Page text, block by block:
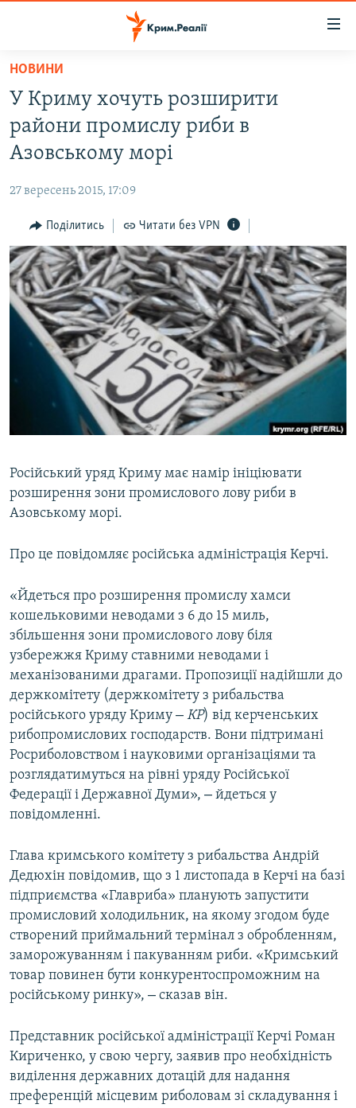
Перейти
основного
матеріалу
Перейти
до
основної
навігації
Перейти
до
пошуку
ВОДА.КРИМ
ВІДЕО ТА ФОТО
БЛОГИ
ПОГЛЯД
ІНТЕРВ'Ю
ВСЕ ЗА ДЕНЬ
СПЕЦПРОЕКТИ
ДЕПОРТАЦІЯ
ВІДЕОУРОКИ «ELIFBE»
СВІДЧЕННЯ ОКУПАЦІЇ
УКРАЇНСЬКА ПРОБЛЕМА КРИМУ
ЯК ОБІЙТИ БЛОКУВАННЯ
Русский
НОВИНИ
У Криму хочуть розширити
райони промислу риби в
Азовському морі
27 вересень 2015, 17:09
Поділитись Читати без VPN
Російський уряд Криму має намір ініціювати
розширення зони промислового лову риби в
Азовському морі.
Про це повідомляє російська адміністрація Керчі.
«Йдеться про розширення промислу хамси
кошельковими неводами з 6 до 15 миль,
збільшення зони промислового лову біля
узбережжя Криму ставними неводами і
механізованими драгами. Пропозиції надійшли до
держкомітету (держкомітету з рибальства
російського уряду Криму – КР) від керченських
рибопромислових господарств. Вони підтримані
Росриболовством і науковими організаціями та
розглядатимуться на рівні уряду Російської
Федерації і Державної Думи», – йдеться у
повідомленні.
Глава кримського комітету з рибальства Андрій
Дедюхін повідомив, що з 1 листопада в Керчі на базі
підприємства «Главриба» планують запустити
промисловий холодильник, на якому згодом буде
створений приймальний термінал з обробленням,
заморожуванням і пакуванням риби. «Кримський
товар повинен бути конкурентоспроможним на
російському ринку», – сказав він.
Представник російської адміністрації Керчі Роман
Кириченко, у свою чергу, заявив про необхідність
виділення державних дотацій для надання
преференцій місцевим риболовам зі складування і